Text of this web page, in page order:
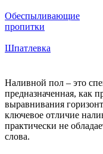
Обеспыливающие
пропитки
Шпатлевка
Наливной пол – это
предназначенная, как
выравнивания
ключевое отличие
практически не
слова.